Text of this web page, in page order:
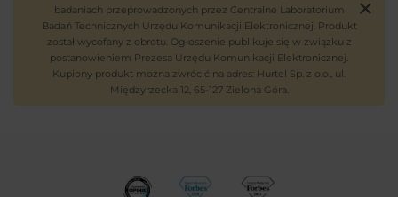
badaniach przeprowadzonych przez Centralne Laboratorium
Badań Technicznych Urzędu Komunikacji Elektronicznej. Produkt
został wycofany z obrotu. Ogłoszenie publikuje się w związku z
postanowieniem Prezesa Urzędu Komunikacji Elektronicznej.
Kupiony produkt można zwrócić na adres: Hurtel Sp. z o.o., ul.
Międzyrzecka 12, 65-127 Zielona Góra.